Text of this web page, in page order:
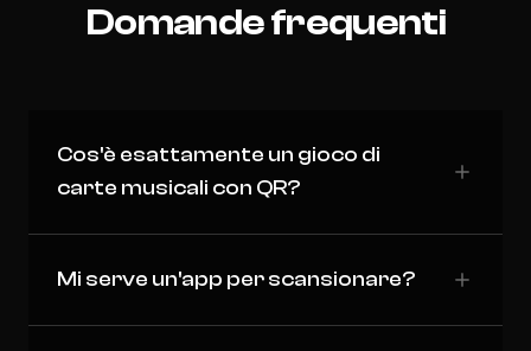
Domande frequenti
Cos'è esattamente un gioco di
carte musicali con QR?
Mi serve un'app per scansionare?